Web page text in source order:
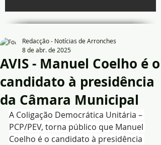
AVIS - Manuel Coelho é o
candidato à presidência
da Câmara Municipal
Redacção - Notícias de Arronches
8 de abr. de 2025
A Coligação Democrática Unitária –
PCP/PEV, torna público que Manuel
Coelho é o candidato à presidência